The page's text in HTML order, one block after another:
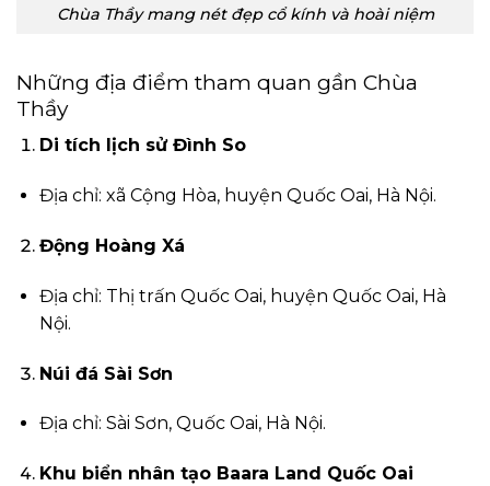
Chùa Thầy mang nét đẹp cổ kính và hoài niệm
Những địa điểm tham quan gần Chùa
Thầy
Di tích lịch sử Đình So
Địa chỉ: xã Cộng Hòa, huyện Quốc Oai, Hà Nội.
Động Hoàng Xá
Địa chỉ: Thị trấn Quốc Oai, huyện Quốc Oai, Hà
Nội.
Núi đá Sài Sơn
Địa chỉ: Sài Sơn, Quốc Oai, Hà Nội.
Khu biển nhân tạo Baara Land Quốc Oai